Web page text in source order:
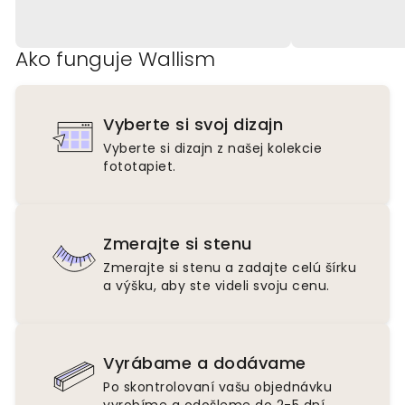
Ako funguje Wallism
Vyberte si svoj dizajn
Vyberte si dizajn z našej kolekcie
fototapiet.
Zmerajte si stenu
Zmerajte si stenu a zadajte celú šírku
a výšku, aby ste videli svoju cenu.
Vyrábame a dodávame
Po skontrolovaní vašu objednávku